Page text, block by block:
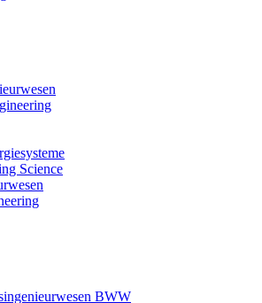
Science
BWW